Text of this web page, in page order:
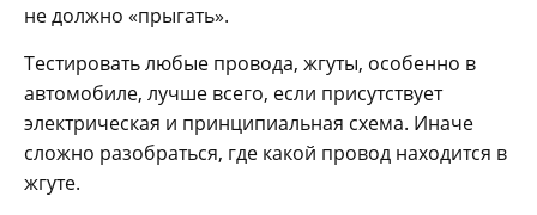
не должно «прыгать».
Тестировать любые провода, жгуты, особенно в
автомобиле, лучше всего, если присутствует
электрическая и принципиальная схема. Иначе
сложно разобраться, где какой провод находится в
жгуте.